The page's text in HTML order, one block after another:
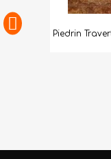
Piedrin